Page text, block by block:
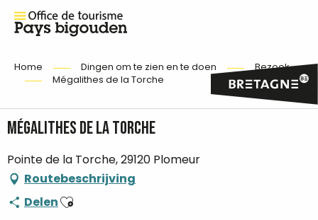
Home Dingen om te zien en te doen
Bezoek
Mégalithes de la Torche
Mégalithes de la Torche
Pointe de la Torche, 29120 Plomeur
Routebeschrijving
DelenAjouter aux favoris